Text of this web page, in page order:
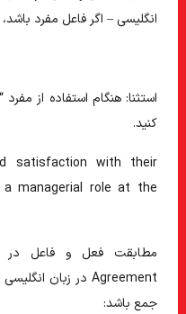
انگلیسی – اگر فاعل مفرد
کنید.
satisfaction with their
a managerial role at the
مطابقت فعل و فاعل در
Agreement در زبان انگلیسی –
جمع باشد: